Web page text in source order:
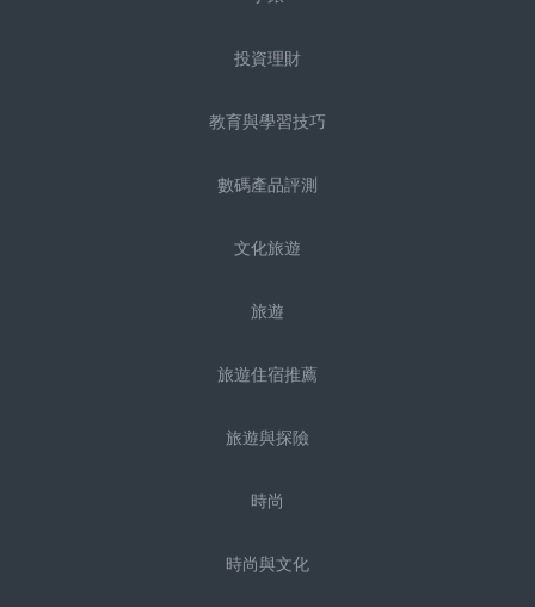
投資理財
教育與學習技巧
數碼產品評測
文化旅遊
旅遊
旅遊住宿推薦
旅遊與探險
時尚
時尚與文化